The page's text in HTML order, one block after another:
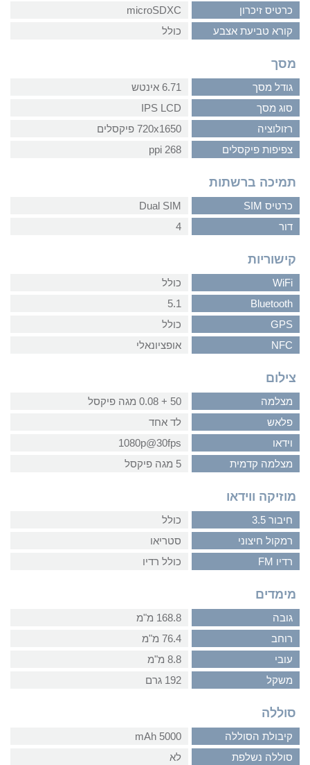
כרטיס זיכרון
microSDXC
קורא טביעת אצבע
כולל
מסך
גודל מסך
6.71 אינטש
סוג מסך
IPS LCD
רזולוציה
720x1650 פיקסלים
צפיפות פיקסלים
268 ppi
תמיכה ברשתות
כרטיס SIM
Dual SIM
דור
4
קישוריות
WiFi
כולל
Bluetooth
5.1
GPS
כולל
NFC
אופציונאלי
צילום
מצלמה
50 + 0.08 מגה פיקסל
פלאש
לד אחד
וידאו
1080p@30fps
מצלמה קדמית
5 מגה פיקסל
מוזיקה ווידאו
חיבור 3.5
כולל
רמקול חיצוני
סטריאו
רדיו FM
כולל רדיו
מימדים
גובה
168.8 מ"מ
רוחב
76.4 מ"מ
עובי
8.8 מ"מ
משקל
192 גרם
סוללה
קיבולת הסוללה
5000 mAh
סוללה נשלפת
לא